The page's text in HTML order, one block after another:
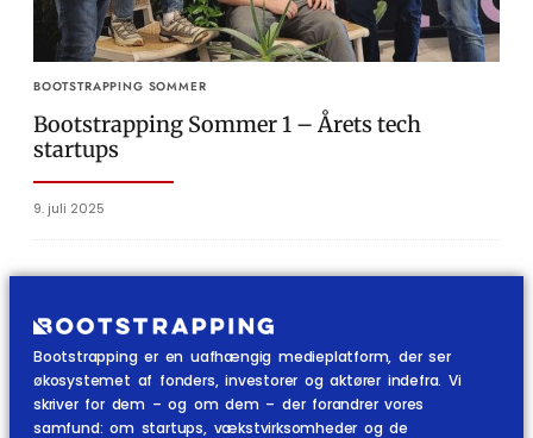
BOOTSTRAPPING SOMMER
Bootstrapping Sommer 1 – Årets tech
startups
9. juli 2025
Bootstrapping er en uafhængig medieplatform, der ser
økosystemet af fonders, investorer og aktører indefra. Vi
skriver for dem – og om dem – der forandrer vores
samfund: om startups, vækstvirksomheder og de